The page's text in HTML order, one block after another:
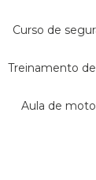
curso de
treinamento
aula de